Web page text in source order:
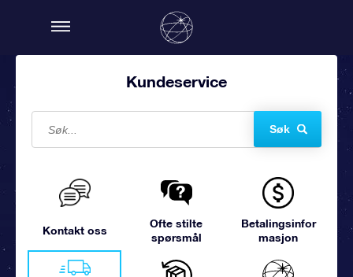
Kundeservice
Søk
Kontakt oss
Ofte stilte
spørsmål
Betalingsinfor
masjon